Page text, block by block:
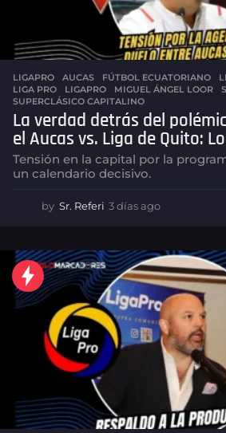
LIGAPRO AUCAS ,FÚTBOL ECUATORIANO ,
LIGA PRO
,LIGAPRO ,MIGUEL ÁNGEL LOOR ,
SUPERCLÁSICO CAPITALINO
La verdad detrás del
el Aucas vs. Liga de Quito:
Tensión en la capital por la
un calendario decisivo.
by Sr. Referi 3 días ago
a
s
a
g
o